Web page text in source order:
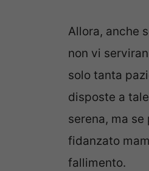
Allora, anche
non vi
solo tanta
disposte a
serena, ma
fidanzato
fallimento.